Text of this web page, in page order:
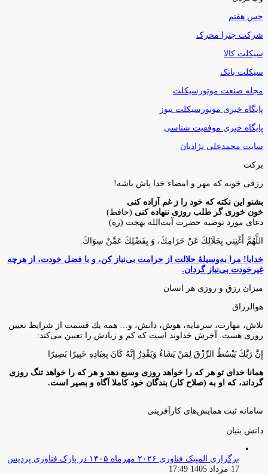
حس هفتم
شرکت چترا محرک
سیکلت کالا
سیکلت بانک
مجله صنعت موتورسیکلت
پایگاه خبری موتورسیکلت نیوز
پایگاه خبری موفقیت شناسی
سایت محمدعلی نژادیان
برکت
رزقی خوبه كه مهر و امضاء خدا پاش باشه!
بشنو این نکته که خود را ز غم آزاده کنی
خون خوری گر طلب روزی ننهاده کنی (حافظ)
دعای مورد توصیه حضرت آیت‌الله بهجت (ره)
اللَّهُمَّ أَغْنِنِي بِحَلَالِكَ عَنْ حَرَامِكَ، وَ بِفَضْلِكَ عَمَّنْ سِوَاكَ‏.
خدایا! مرا به‌وسیلۀ حلالت از حرامت بی‌نیاز کن، و با فضل خودت، از هرچه
غیرخودت بی‌نیاز گردان.
میزان رزق و روزی هر انسان
هوالرزاق
تلاش، مهارت، سرمايه، هوش، دانش، و… همه يك قسمت از شرايط تعيين
روزى هست. آخرش خداوند است كه كم و زيادش را تعيين مى‌كند:
إِنَّ رَبَّكَ يَبْسُطُ الرِّزْقَ لِمَنْ يَشَاءُ وَيَقْدِرُ إِنَّهُ كَانَ بِعِبَادِهِ خَبِيرًا بَصِيرًا
همانا خدای تو هر که را خواهد روزی وسیع دهد و هر که را خواهد تنگ روزی
گرداند، که او به (صلاح کار) بندگان خود کاملا آگاه و بصیر است.
سامانه ثبت همایش‌های کارآفرینی
دانش‌ بنیان‌
برگزاری المپیک فناوری ۲۰۲۶ مهرماه ۱۴۰۵ در پارک فناوری پردیس
17 مرداد 1405 17:49